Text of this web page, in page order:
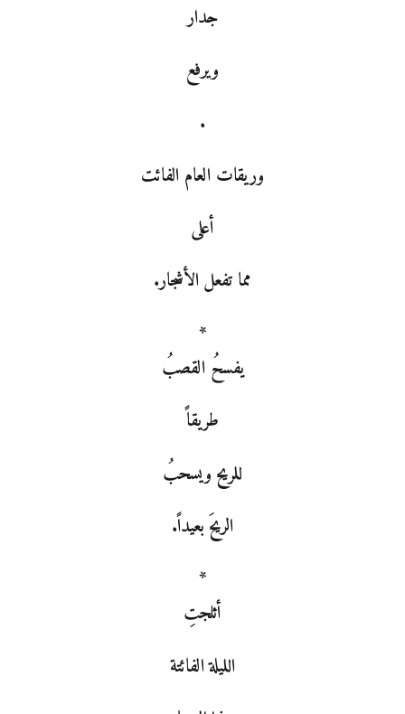
جدار
ويرفع
.
وريقات العام الفائت
أعلى
مما تفعل الأشجار.
*
يفسحُ القصبُ
طريقاً
للريح ويسحبُ
الريحَ بعيداً.
*
أثلجتِ
الليلة الفائتة